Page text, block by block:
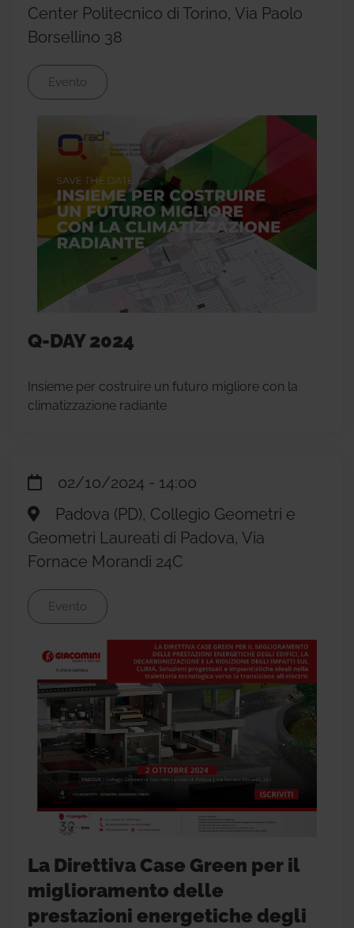
Center Politecnico di Torino, Via Paolo
Borsellino 38
Evento
Q-DAY 2024
Insieme per costruire un futuro migliore con la
climatizzazione radiante
02/10/2024 - 14:00
Padova (PD), Collegio Geometri e
Geometri Laureati di Padova, Via
Fornace Morandi 24C
Evento
La Direttiva Case Green per il
miglioramento delle
prestazioni energetiche degli